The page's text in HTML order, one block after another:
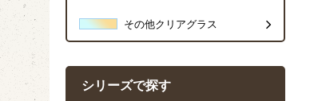
その他クリアグラス
シリーズで探す